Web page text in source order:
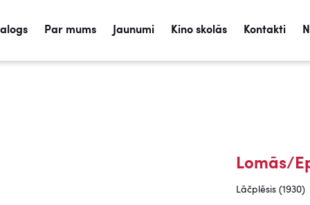
Par mums Jaunumi Kino skolās Kontakti
Lomās/
Lāčplēsis (1930)